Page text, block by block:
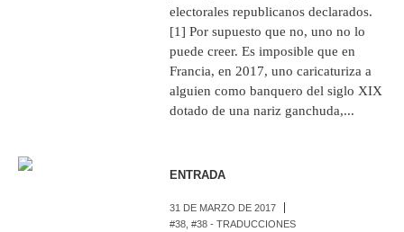
electorales republicanos declarados.
[1] Por supuesto que no, uno no lo
puede creer. Es imposible que en
Francia, en 2017, uno caricaturiza a
alguien como banquero del siglo XIX
dotado de una nariz ganchuda,...
ENTRADA
31 DE MARZO DE 2017
#38 ,#38 - TRADUCCIONES